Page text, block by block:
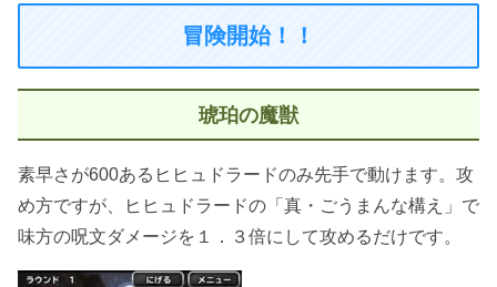
冒険開始！！
琥珀の魔獣
素早さが600あるヒヒュドラードのみ先手で動けます。攻
め方ですが、ヒヒュドラードの「真・ごうまんな構え」で
味方の呪文ダメージを１．３倍にして攻めるだけです。